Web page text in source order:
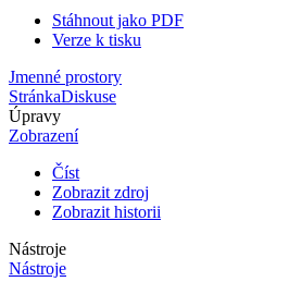
Stáhnout jako PDF
Verze k tisku
Jmenné prostory
StránkaDiskuse
Úpravy
Zobrazení
Číst
Zobrazit zdroj
Zobrazit historii
Nástroje
Nástroje